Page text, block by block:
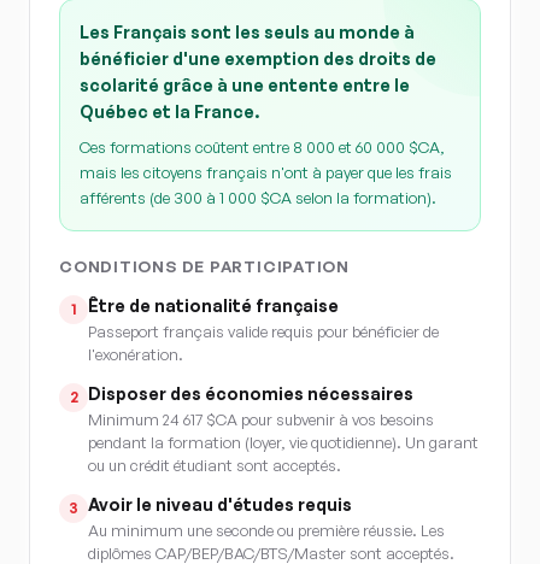
Les Français sont les seuls au monde à
bénéficier d'une exemption des droits de
scolarité grâce à une entente entre le
Québec et la France.
Ces formations coûtent entre 8 000 et 60 000 $CA,
mais les citoyens français n'ont à payer que les frais
afférents (de 300 à 1 000 $CA selon la formation).
CONDITIONS DE PARTICIPATION
1 Être de nationalité française
Passeport français valide requis pour bénéficier de
l'exonération.
2 Disposer des économies nécessaires
Minimum 24 617 $CA pour subvenir à vos besoins
pendant la formation (loyer, vie quotidienne). Un garant
ou un crédit étudiant sont acceptés.
3 Avoir le niveau d'études requis
Au minimum une seconde ou première réussie. Les
diplômes CAP/BEP/BAC/BTS/Master sont acceptés.